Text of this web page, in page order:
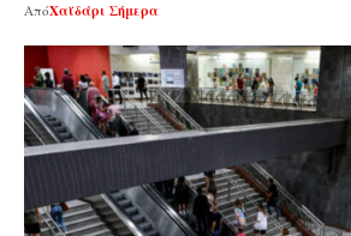
ΑπόΧαϊδάρι Σήμερα